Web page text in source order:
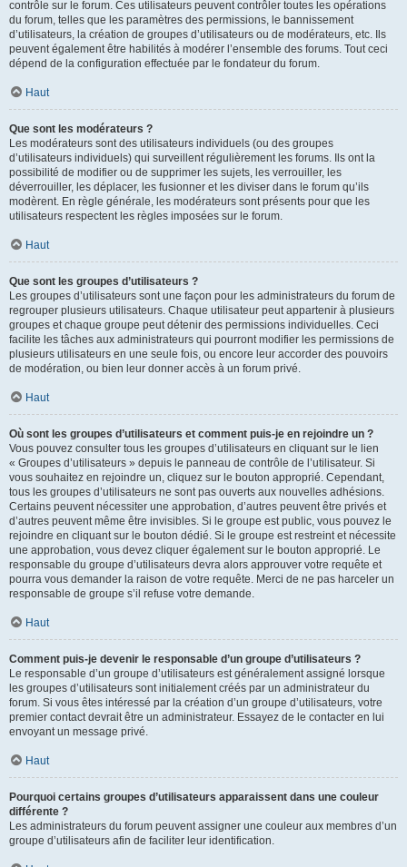
contrôle sur le forum. Ces utilisateurs peuvent contrôler toutes les opérations
du forum, telles que les paramètres des permissions, le bannissement
d’utilisateurs, la création de groupes d’utilisateurs ou de modérateurs, etc. Ils
peuvent également être habilités à modérer l’ensemble des forums. Tout ceci
dépend de la configuration effectuée par le fondateur du forum.
Haut
Que sont les modérateurs ?
Les modérateurs sont des utilisateurs individuels (ou des groupes
d’utilisateurs individuels) qui surveillent régulièrement les forums. Ils ont la
possibilité de modifier ou de supprimer les sujets, les verrouiller, les
déverrouiller, les déplacer, les fusionner et les diviser dans le forum qu’ils
modèrent. En règle générale, les modérateurs sont présents pour que les
utilisateurs respectent les règles imposées sur le forum.
Haut
Que sont les groupes d’utilisateurs ?
Les groupes d’utilisateurs sont une façon pour les administrateurs du forum de
regrouper plusieurs utilisateurs. Chaque utilisateur peut appartenir à plusieurs
groupes et chaque groupe peut détenir des permissions individuelles. Ceci
facilite les tâches aux administrateurs qui pourront modifier les permissions de
plusieurs utilisateurs en une seule fois, ou encore leur accorder des pouvoirs
de modération, ou bien leur donner accès à un forum privé.
Haut
Où sont les groupes d’utilisateurs et comment puis-je en rejoindre un ?
Vous pouvez consulter tous les groupes d’utilisateurs en cliquant sur le lien
« Groupes d’utilisateurs » depuis le panneau de contrôle de l’utilisateur. Si
vous souhaitez en rejoindre un, cliquez sur le bouton approprié. Cependant,
tous les groupes d’utilisateurs ne sont pas ouverts aux nouvelles adhésions.
Certains peuvent nécessiter une approbation, d’autres peuvent être privés et
d’autres peuvent même être invisibles. Si le groupe est public, vous pouvez le
rejoindre en cliquant sur le bouton dédié. Si le groupe est restreint et nécessite
une approbation, vous devez cliquer également sur le bouton approprié. Le
responsable du groupe d’utilisateurs devra alors approuver votre requête et
pourra vous demander la raison de votre requête. Merci de ne pas harceler un
responsable de groupe s’il refuse votre demande.
Haut
Comment puis-je devenir le responsable d’un groupe d’utilisateurs ?
Le responsable d’un groupe d’utilisateurs est généralement assigné lorsque
les groupes d’utilisateurs sont initialement créés par un administrateur du
forum. Si vous êtes intéressé par la création d’un groupe d’utilisateurs, votre
premier contact devrait être un administrateur. Essayez de le contacter en lui
envoyant un message privé.
Haut
Pourquoi certains groupes d’utilisateurs apparaissent dans une couleur
différente ?
Les administrateurs du forum peuvent assigner une couleur aux membres d’un
groupe d’utilisateurs afin de faciliter leur identification.